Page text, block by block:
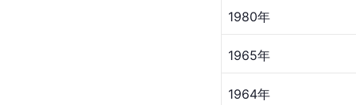
1980年
1965年
1964年